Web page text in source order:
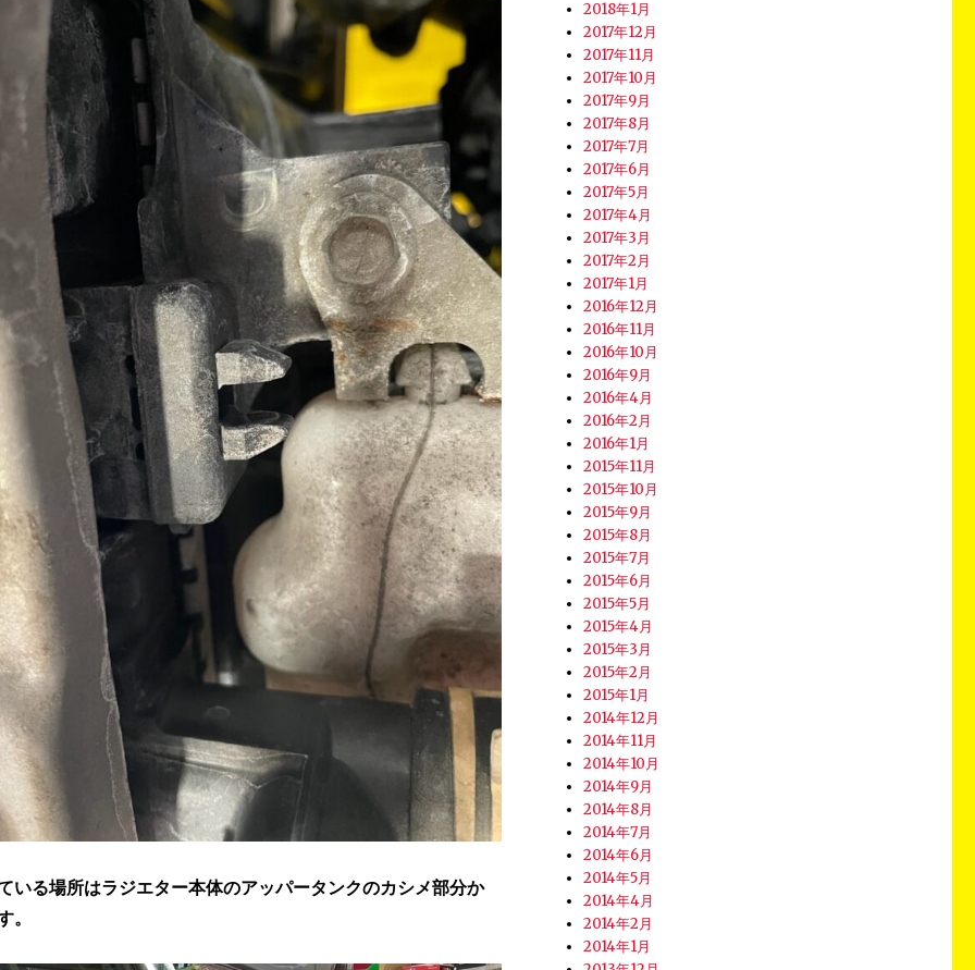
いる場所はラジエター本体のアッパータンクのカシメ部分か
。
2018年1月
2017年12月
2017年11月
2017年10月
2017年9月
2017年8月
2017年7月
2017年6月
2017年5月
2017年4月
2017年3月
2017年2月
2017年1月
2016年12月
2016年11月
2016年10月
2016年9月
2016年4月
2016年2月
2016年1月
2015年11月
2015年10月
2015年9月
2015年8月
2015年7月
2015年6月
2015年5月
2015年4月
2015年3月
2015年2月
2015年1月
2014年12月
2014年11月
2014年10月
2014年9月
2014年8月
2014年7月
2014年6月
2014年5月
2014年4月
2014年2月
2014年1月